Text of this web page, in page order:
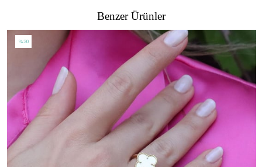
Benzer Ürünler
%30